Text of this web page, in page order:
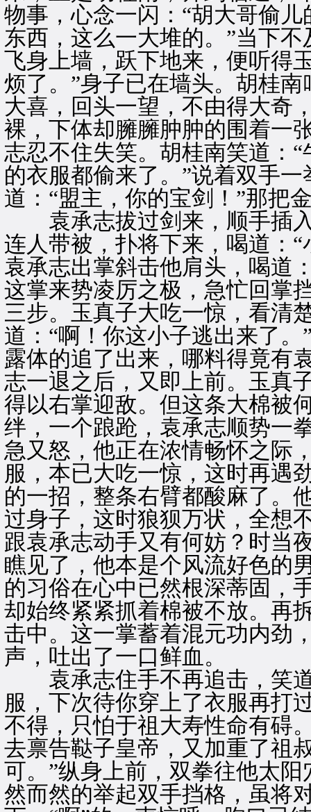
物事，心念一闪：“胡大哥偷
东西，这么一大堆的。”当下
飞身上墙，跃下地来，便听得
烦了。”身子已在墙头。胡桂
大喜，回头一望，不由得大奇
裸，下体却臃臃肿肿的围着一
志忍不住失笑。胡桂南笑道：
的衣服都偷来了。”说着双手
道：“盟主，你的宝剑！”那把
袁承志拔过剑来，顺手插入
连人带被，扑将下来，喝道：
袁承志出掌斜击他肩头，喝道
这掌来势凌厉之极，急忙回掌
三步。玉真子大吃一惊，看清
道：“啊！你这小子逃出来了
露体的追了出来，哪料得竟有
志一退之后，又即上前。玉真
得以右掌迎敌。但这条大棉被
绊，一个踉跄，袁承志顺势一
急又怒，他正在浓情畅怀之际
服，本已大吃一惊，这时再遇
的一招，整条右臂都酸麻了。
过身子，这时狼狈万状，全想
跟袁承志动手又有何妨？时当
瞧见了，他本是个风流好色的
的习俗在心中已然根深蒂固，
却始终紧紧抓着棉被不放。再
击中。这一掌蓄着混元功内劲
声，吐出了一口鲜血。
袁承志住手不再追击，笑道
服，下次待你穿上了衣服再打
不得，只怕于祖大寿性命有碍
去禀告鞑子皇帝，又加重了祖
可。”纵身上前，双拳往他太
然而然的举起双手挡格，虽将